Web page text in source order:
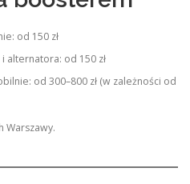
od 150 zł
alternatora: od 150 zł
od 300–800 zł (w zależności od
Warszawy.